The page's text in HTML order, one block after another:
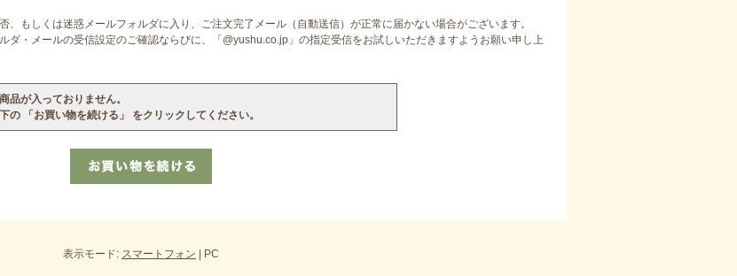
もしくは迷惑メールフォルダに入り、ご注文完了メール（自動送信）が正常に届かない場合がございます。
ダ・メールの受信設定のご確認ならびに、「@yushu.co.jp」の指定受信をお試しいただきますようお願い申し上
品が入っておりません。
の 「お買い物を続ける」 をクリックしてください。
表示モード: スマートフォン | PC